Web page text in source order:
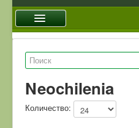
Главная
Новости
Галерея
Магазин
Neochilenia
Количество: